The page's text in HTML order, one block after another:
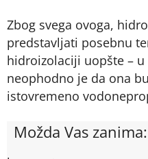
Zbog svega ovoga,
predstavljati posebnu
hidroizolaciji uopšte –
neophodno je da ona
istovremeno
Možda Vas zanima: